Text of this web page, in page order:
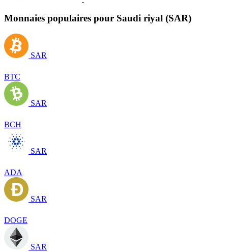
Monnaies populaires pour Saudi riyal (SAR)
SAR
BTC
SAR
BCH
SAR
ADA
SAR
DOGE
SAR